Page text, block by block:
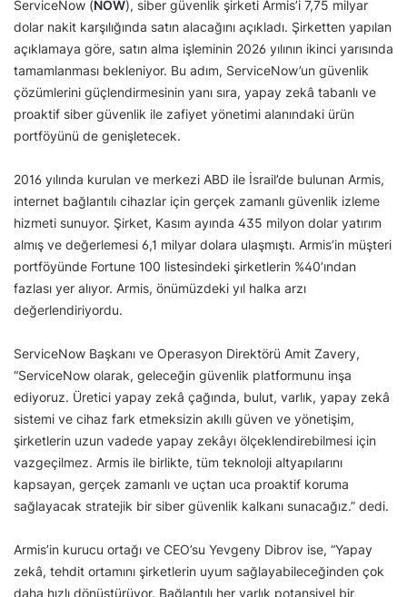
ServiceNow (NOW), siber güvenlik şirketi Armis’i 7,75 milyar
dolar nakit karşılığında satın alacağını açıkladı. Şirketten yapılan
açıklamaya göre, satın alma işleminin 2026 yılının ikinci yarısında
tamamlanması bekleniyor. Bu adım, ServiceNow’un güvenlik
çözümlerini güçlendirmesinin yanı sıra, yapay zekâ tabanlı ve
proaktif siber güvenlik ile zafiyet yönetimi alanındaki ürün
portföyünü de genişletecek.
2016 yılında kurulan ve merkezi ABD ile İsrail’de bulunan Armis,
internet bağlantılı cihazlar için gerçek zamanlı güvenlik izleme
hizmeti sunuyor. Şirket, Kasım ayında 435 milyon dolar yatırım
almış ve değerlemesi 6,1 milyar dolara ulaşmıştı. Armis’in müşteri
portföyünde Fortune 100 listesindeki şirketlerin %40’ından
fazlası yer alıyor. Armis, önümüzdeki yıl halka arzı
değerlendiriyordu.
ServiceNow Başkanı ve Operasyon Direktörü Amit Zavery,
“ServiceNow olarak, geleceğin güvenlik platformunu inşa
ediyoruz. Üretici yapay zekâ çağında, bulut, varlık, yapay zekâ
sistemi ve cihaz fark etmeksizin akıllı güven ve yönetişim,
şirketlerin uzun vadede yapay zekâyı ölçeklendirebilmesi için
vazgeçilmez. Armis ile birlikte, tüm teknoloji altyapılarını
kapsayan, gerçek zamanlı ve uçtan uca proaktif koruma
sağlayacak stratejik bir siber güvenlik kalkanı sunacağız.” dedi.
Armis’in kurucu ortağı ve CEO’su Yevgeny Dibrov ise, “Yapay
zekâ, tehdit ortamını şirketlerin uyum sağlayabileceğinden çok
daha hızlı dönüştürüyor. Bağlantılı her varlık potansiyel bir